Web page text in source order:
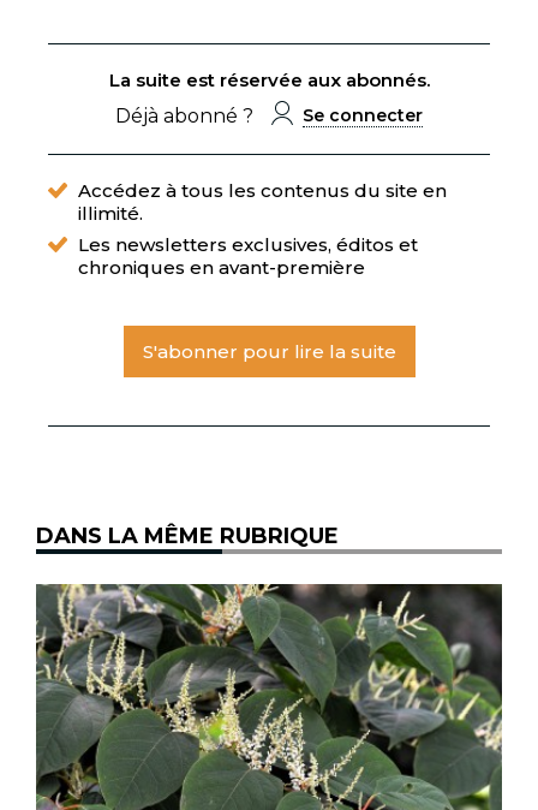
La suite est réservée aux abonnés.
Déjà abonné ?
Se connecter
Accédez à tous les contenus du site en
illimité.
Les newsletters exclusives, éditos et
chroniques en avant-première
S'abonner pour lire la suite
DANS LA MÊME RUBRIQUE